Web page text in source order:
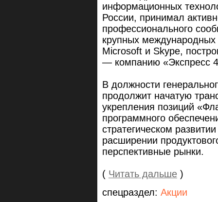
информационных
России, принимал
профессионального
крупных международных
Microsoft и Skype,
— компанию «Экспресс
В должности
продолжит начатую
укрепления позиций
программного
стратегическом
расширении
перспективные рынки.
( Читать дальше )
спецраздел: Акции